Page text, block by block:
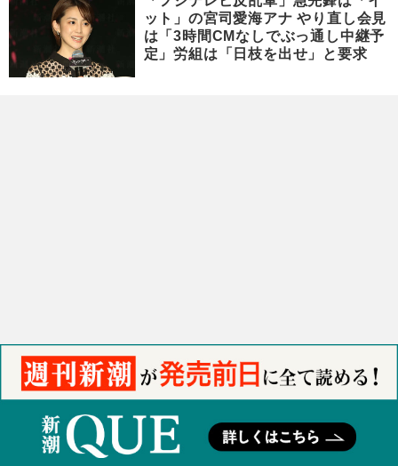
ット」の宮司愛海アナ やり直し会見
は「3時間CMなしでぶっ通し中継予
定」労組は「日枝を出せ」と要求